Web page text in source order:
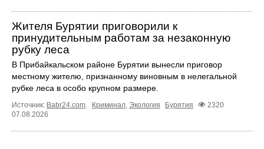
Жителя Бурятии приговорили к
принудительным работам за незаконную
рубку леса
В Прибайкальском районе Бурятии вынесли приговор
местному жителю, признанному виновным в нелегальной
рубке леса в особо крупном размере.
Источник: Babr24.com. Криминал, Экология Бурятия
2320
07.08.2026